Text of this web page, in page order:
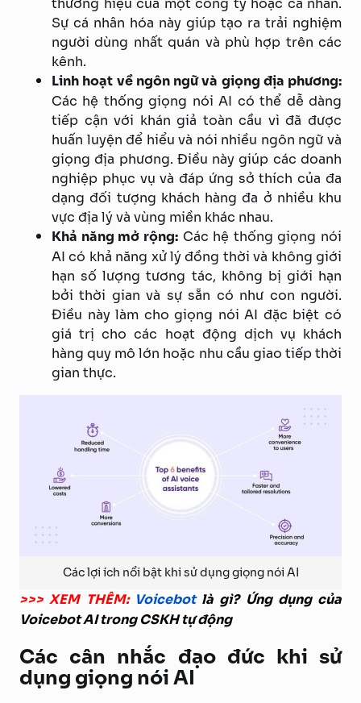
Sự cá nhân hóa này giúp tạo ra trải nghiệm
người dùng nhất quán và phù hợp trên các
kênh.
Linh hoạt về ngôn ngữ và giọng địa phương:
Các hệ thống giọng nói AI có thể dễ dàng
tiếp cận với khán giả toàn cầu vì đã được
huấn luyện để hiểu và nói nhiều ngôn ngữ và
giọng địa phương. Điều này giúp các doanh
nghiệp phục vụ và đáp ứng sở thích của đa
dạng đối tượng khách hàng đa ở nhiều khu
vực địa lý và vùng miền khác nhau.
Khả năng mở rộng:Các hệ thống giọng nói
AI có khả năng xử lý đồng thời và không giới
hạn số lượng tương tác, không bị giới hạn
bởi thời gian và sự sẵn có như con người.
Điều này làm cho giọng nói AI đặc biệt có
giá trị cho các hoạt động dịch vụ khách
hàng quy mô lớn hoặc nhu cầu giao tiếp thời
gian thực.
Các lợi ích nổi bật khi sử dụng giọng nói AI
>>> XEM THÊM: Voicebotlà gì? Ứng dụng của
Voicebot AI trong CSKH tự động
Các cân nhắc đạo đức khi sử
dụng giọng nói AI